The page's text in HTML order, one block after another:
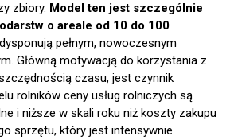
zbiory. Model ten jest szczególnie
o areale od 10 do 100
pełnym, nowoczesnym
Główną motywacją do korzystania z
czasu, jest czynnik
rolników ceny usług rolniczych są
i niższe w skali roku niż koszty zakupu
sprzętu, który jest intensywnie